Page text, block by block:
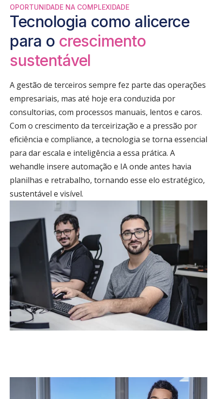
OPORTUNIDADE NA COMPLEXIDADE
Tecnologia como alicerce
para o crescimento
sustentável
A gestão de terceiros sempre fez parte das operações
empresariais, mas até hoje era conduzida por
consultorias, com processos manuais, lentos e caros.
Com o crescimento da terceirização e a pressão por
eficiência e compliance, a tecnologia se torna essencial
para dar escala e inteligência a essa prática. A
wehandle insere automação e IA onde antes havia
planilhas e retrabalho, tornando esse elo estratégico,
sustentável e visível.